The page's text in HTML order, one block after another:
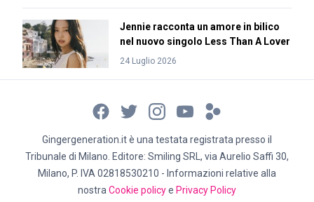
Jennie racconta un amore in bilico
nel nuovo singolo Less Than A Lover
24 Luglio 2026
Gingergeneration.it è una testata registrata presso il
Tribunale di Milano. Editore: Smiling SRL, via Aurelio Saffi 30,
Milano, P. IVA 02818530210 - Informazioni relative alla
nostra Cookie policye Privacy Policy